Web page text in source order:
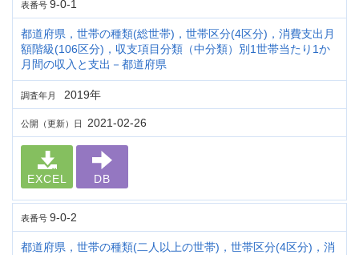
表番号 9-0-1
都道府県，世帯の種類(総世帯)，世帯区分(4区分)，消費支出月
額階級(106区分)，収支項目分類（中分類）別1世帯当たり1か
月間の収入と支出－都道府県
調査年月 2019年
公開（更新）日 2021-02-26
EXCEL DB
表番号 9-0-2
都道府県，世帯の種類(二人以上の世帯)，世帯区分(4区分)，消